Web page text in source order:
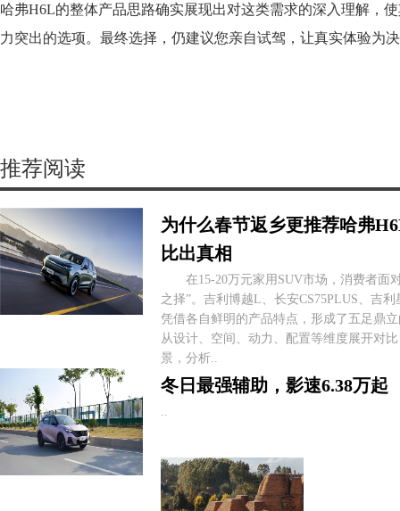
哈弗H6L的整体产品思路确实展现出对这类需求的深入理解，
力突出的选项。最终选择，仍建议您亲自试驾，让真实体验为
推荐阅读
为什么春节返乡更推荐哈弗
比出真相
在15-20万元家用SUV市场，消费者面对
之择”。吉利博越L、长安CS75PLUS、吉
凭借各自鲜明的产品特点，形成了五足鼎
从设计、空间、动力、配置等维度展开对
景，分析..
冬日最强辅助，影速6.38万起